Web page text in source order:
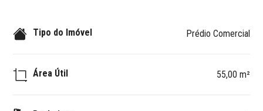
Tipo do Imóvel Prédio Comercial
Área Útil 55,00 m²